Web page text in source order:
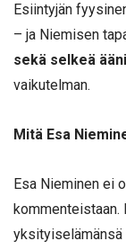
Esiintyjän
– ja Niemisen
sekä selkeä ääni
vaikutelman.
Mitä Esa
Esa Nieminen ei
kommenteistaan.
yksityiselämänsä